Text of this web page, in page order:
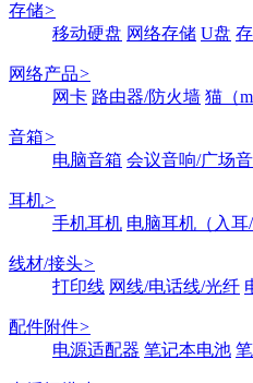
存储>
移动硬盘 网络存储 U盘
网络产品>
网卡 路由器/防火墙 猫（
音箱>
电脑音箱 会议音响/广场
耳机>
手机耳机 电脑耳机（入耳/
线材/接头>
打印线 网线/电话线/光纤
配件附件>
电源适配器 笔记本电池